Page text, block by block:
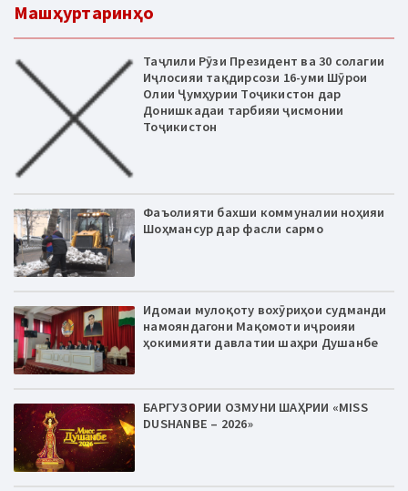
Машҳуртаринҳо
Таҷлили Рӯзи Президент ва 30 солагии
Иҷлосияи тақдирсози 16-уми Шӯрои
Олии Ҷумҳурии Тоҷикистон дар
Донишкадаи тарбияи ҷисмонии
Тоҷикистон
Фаъолияти бахши коммуналии ноҳияи
Шоҳмансур дар фасли сармо
Идомаи мулоқоту вохӯриҳои судманди
намояндагони Мақомоти иҷроияи
ҳокимияти давлатии шаҳри Душанбе
БАРГУЗОРИИ ОЗМУНИ ШАҲРИИ «MISS
DUSHANBE – 2026»